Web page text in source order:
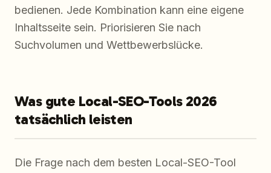
bedienen. Jede Kombination kann eine eigene
Inhaltsseite sein. Priorisieren Sie nach
Suchvolumen und Wettbewerbslücke.
Was gute Local-SEO-Tools 2026
tatsächlich leisten
Die Frage nach dem besten Local-SEO-Tool